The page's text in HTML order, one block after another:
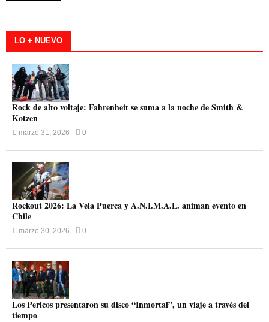
LO + NUEVO
Rock de alto voltaje: Fahrenheit se suma a la noche de Smith &
Kotzen
marzo 31, 2026 0
Rockout 2026: La Vela Puerca y A.N.I.M.A.L. animan evento en
Chile
marzo 30, 2026 0
Los Pericos presentaron su disco “Inmortal”, un viaje a través del
tiempo